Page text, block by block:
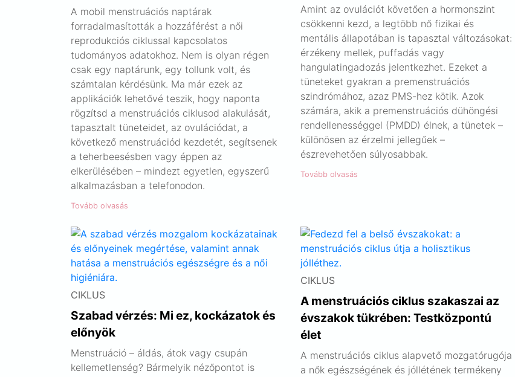
A mobil menstruációs naptárak
forradalmasították a hozzáférést a női
reprodukciós ciklussal kapcsolatos
tudományos adatokhoz. Nem is olyan régen
csak egy naptárunk, egy tollunk volt, és
számtalan kérdésünk. Ma már ezek az
applikációk lehetővé teszik, hogy naponta
rögzítsd a menstruációs ciklusod alakulását,
tapasztalt tüneteidet, az ovulációdat, a
következő menstruációd kezdetét, segítsenek
a teherbeesésben vagy éppen az
elkerülésében – mindezt egyetlen, egyszerű
alkalmazásban a telefonodon.
Tovább olvasás
Amint az ovulációt követően a hormonszint
csökkenni kezd, a legtöbb nő fizikai és
mentális állapotában is tapasztal változásokat:
érzékeny mellek, puffadás vagy
hangulatingadozás jelentkezhet. Ezeket a
tüneteket gyakran a premenstruációs
szindrómához, azaz PMS-hez kötik. Azok
számára, akik a premenstruációs dühöngési
rendellenességgel (PMDD) élnek, a tünetek –
különösen az érzelmi jellegűek –
észrevehetően súlyosabbak.
Tovább olvasás
CIKLUS
Szabad vérzés: Mi ez, kockázatok és
előnyök
Menstruáció – áldás, átok vagy csupán
kellemetlenség? Bármelyik nézőpontot is
CIKLUS
A menstruációs ciklus szakaszai az
évszakok tükrében: Testközpontú
élet
A menstruációs ciklus alapvető mozgatórugója
a nők egészségének és jóllétének termékeny